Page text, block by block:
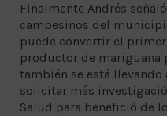
Finalmente Andrés
campesinos del
puede convertir el
productor de mariguana
también se está
solicitar más
Salud para benefició de